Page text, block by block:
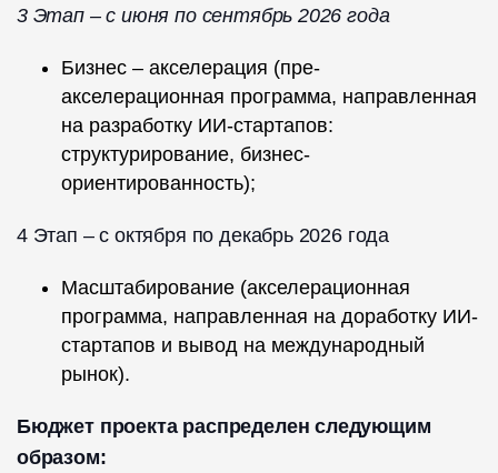
3 Этап – с июня по сентябрь 2026 года
Бизнес – акселерация (пре-
акселерационная программа, направленная
на разработку ИИ-стартапов:
структурирование, бизнес-
ориентированность);
4 Этап – с октября по декабрь 2026 года
Масштабирование (акселерационная
программа, направленная на доработку ИИ-
стартапов и вывод на международный
рынок).
Бюджет проекта распределен следующим
образом: